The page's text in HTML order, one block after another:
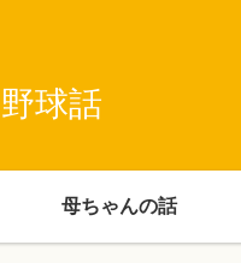
球話
母ちゃんの話